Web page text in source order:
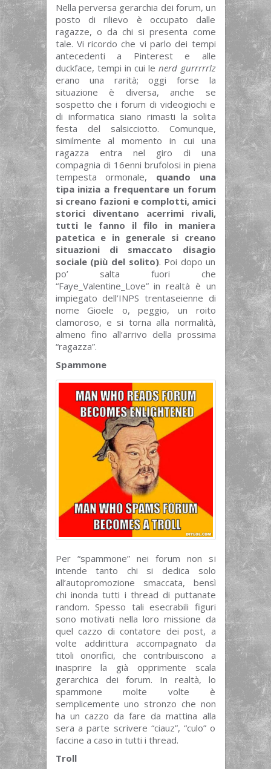
Nella perversa gerarchia dei forum, un
posto di rilievo è occupato dalle
ragazze, o da chi si presenta come
tale. Vi ricordo che vi parlo dei tempi
antecedenti a Pinterest e alle
duckface, tempi in cui lenerd gurrrrrlz
erano una rarità; oggi forse la
situazione è diversa, anche se
sospetto che i forum di videogiochi e
di informatica siano rimasti la solita
festa del salsicciotto. Comunque,
similmente al momento in cui una
ragazza entra nel giro di una
compagnia di 16enni brufolosi in piena
tempesta ormonale, quando una
tipa inizia a frequentare un forum
si creano fazioni e complotti, amici
storici diventano acerrimi rivali,
tutti le fanno il filo in maniera
patetica e in generale si creano
situazioni di smaccato disagio
sociale (più del solito). Poi dopo un
po’ salta fuori che
“Faye_Valentine_Love” in realtà è un
impiegato dell’INPS trentaseienne di
nome Gioele o, peggio, un roito
clamoroso, e si torna alla normalità,
almeno fino all’arrivo della prossima
“ragazza”.
Spammone
Per “spammone” nei forum non si
intende tanto chi si dedica solo
all’autopromozione smaccata, bensì
chi inonda tutti i thread di puttanate
random. Spesso tali esecrabili figuri
sono motivati nella loro missione da
quel cazzo di contatore dei post, a
volte addirittura accompagnato da
titoli onorifici, che contribuiscono a
inasprire la già opprimente scala
gerarchica dei forum. In realtà, lo
spammone molte volte è
semplicemente uno stronzo che non
ha un cazzo da fare da mattina alla
sera a parte scrivere “ciauz”, “culo” o
faccine a caso in tutti i thread.
Troll